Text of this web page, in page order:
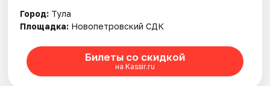
Город: Тула
Площадка: Новопетровский СДК
Билеты со скидкой
на Kassir.ru